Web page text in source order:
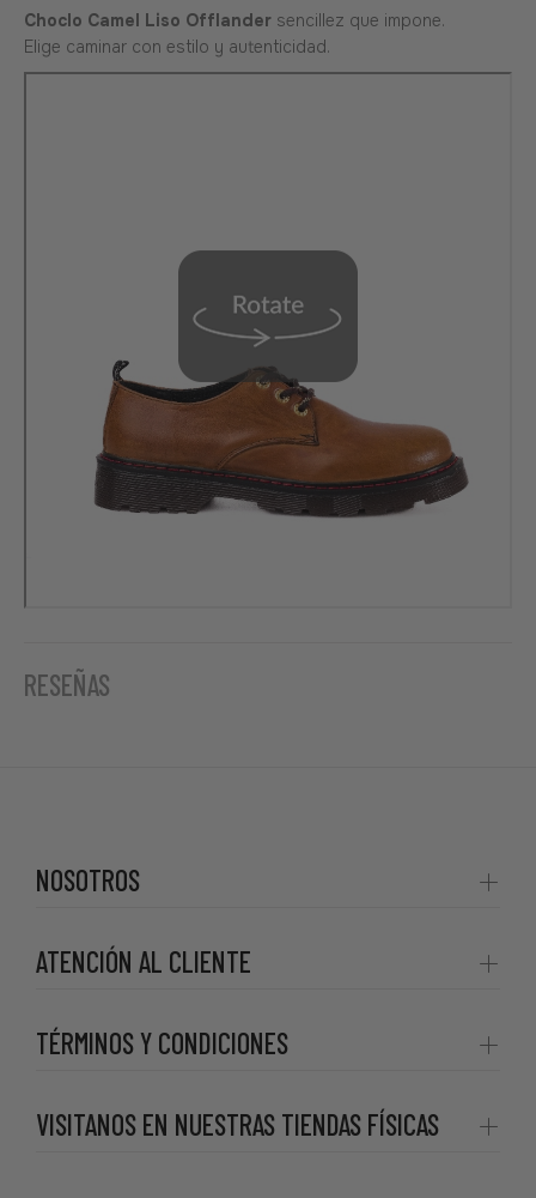
Choclo Camel Liso Offlander sencillez que impone.
Elige caminar con estilo y autenticidad.
RESEÑAS
NOSOTROS
ATENCIÓN AL CLIENTE
TÉRMINOS Y CONDICIONES
VISITANOS EN NUESTRAS TIENDAS FÍSICAS